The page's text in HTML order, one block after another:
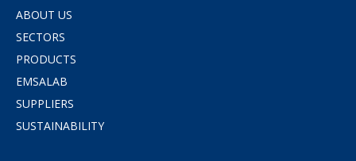
ABOUT US
SECTORS
PRODUCTS
EMSALAB
SUPPLIERS
SUSTAINABILITY